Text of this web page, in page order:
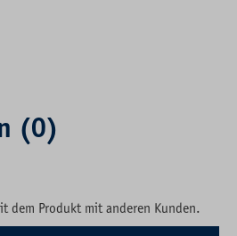
(0)
0 von 5 Sternen
dem Produkt mit anderen Kunden.